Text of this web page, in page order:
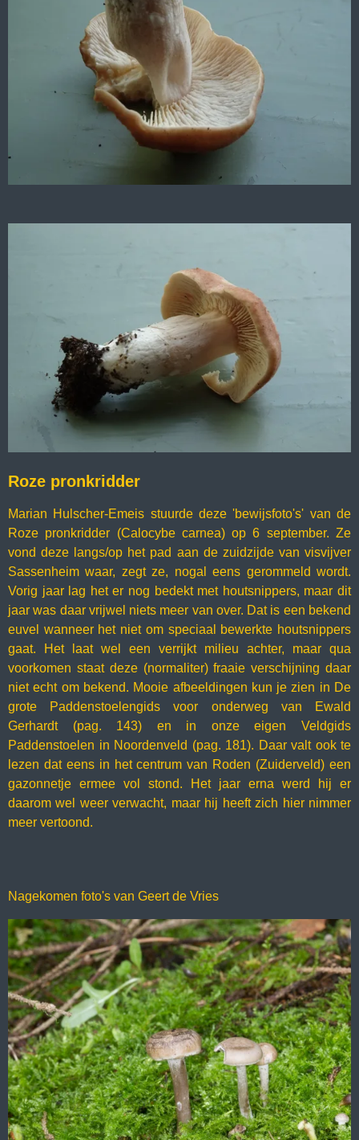
Roze pronkridder
Marian Hulscher-Emeis stuurde deze 'bewijsfoto's' van de
Roze pronkridder (Calocybe carnea) op 6 september. Ze
vond deze langs/op het pad aan de zuidzijde van visvijver
Sassenheim waar, zegt ze, nogal eens gerommeld wordt.
Vorig jaar lag het er nog bedekt met houtsnippers, maar dit
jaar was daar vrijwel niets meer van over. Dat is een bekend
euvel wanneer het niet om speciaal bewerkte houtsnippers
gaat. Het laat wel een verrijkt milieu achter, maar qua
voorkomen staat deze (normaliter) fraaie verschijning daar
niet echt om bekend. Mooie afbeeldingen kun je zien in De
grote Paddenstoelengids voor onderweg van Ewald
Gerhardt (pag. 143) en in onze eigen Veldgids
Paddenstoelen in Noordenveld (pag. 181). Daar valt ook te
lezen dat eens in het centrum van Roden (Zuiderveld) een
gazonnetje ermee vol stond. Het jaar erna werd hij er
daarom wel weer verwacht, maar hij heeft zich hier nimmer
meer vertoond.
Nagekomen foto's van Geert de Vries